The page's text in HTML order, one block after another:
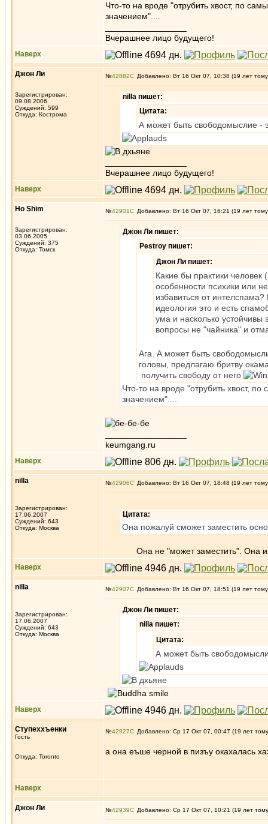
Что-то на вроде "отрубить хвост, по
значением"....
Вчерашнее лицо будущего!
Наверх
Джон Ли
Зарегистрирован:
09.08.2006
Суждений: 599
Откуда: Кострома
№42882 Добавлено: Вт 16 Окт 07, 10:38 (19 лет
nilla пишет:
Цитата:
А может быть свободомыслие -
Вчерашнее лицо будущего!
Наверх
Ho Shim
Зарегистрирован:
03.06.2005
Суждений: 375
Откуда: Томск
№42901 Добавлено: Вт 16 Окт 07, 16:21 (19 лет
Джон Ли пишет:
Pestroy пишет:
Джон Ли пишет:
Какие бы практики
особенности психики или
избавиться от
идеология это и есть
ума и насколько устойчивы
вопросы не "чайника" и
Ага. А может быть
головы, предлагаю бритву
получить свободу от него
Что-то на вроде "отрубить хвост,
значением"....
keumgang.ru
Наверх
nilla
Зарегистрирован:
17.06.2007
Суждений: 643
Откуда: Москва
№42906 Добавлено: Вт 16 Окт 07, 18:48 (19 лет
Цитата:
Она пожалуй сможет заместить
Она не "может заместить". Она и
Наверх
nilla
Зарегистрирован:
17.06.2007
Суждений: 643
Откуда: Москва
№42907 Добавлено: Вт 16 Окт 07, 18:51 (19 лет
Джон Ли пишет:
nilla пишет:
Цитата:
А может быть
Наверх
Ступеххъенки
Гость
Откуда: Toronto
№42927 Добавлено: Ср 17 Окт 07, 00:47 (19 лет
а она еъше черной в пизъу окахалась
Наверх
Джон Ли №42939 Добавлено: Ср 17 Окт 07, 10:21 (19 лет